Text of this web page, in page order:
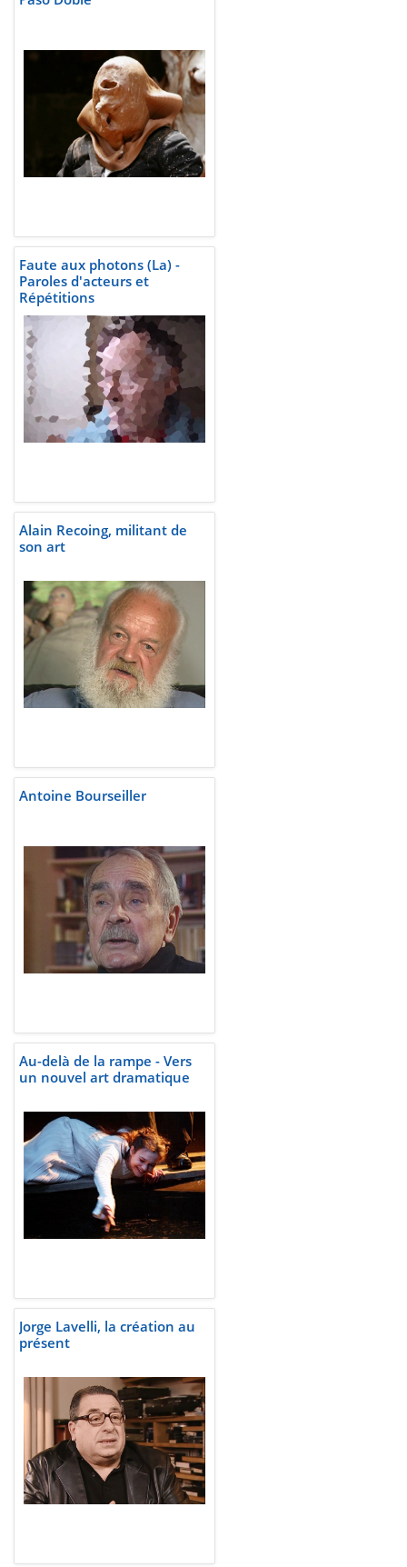
Faute aux photons (La) -
Paroles d'acteurs et
Répétitions
Alain Recoing, militant de
son art
Antoine Bourseiller
Au-delà de la rampe - Vers
un nouvel art dramatique
Jorge Lavelli, la création au
présent